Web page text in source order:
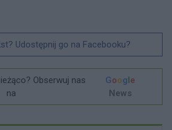
Udostępnij go na Facebooku?
Obserwuj nas
na
Google
News